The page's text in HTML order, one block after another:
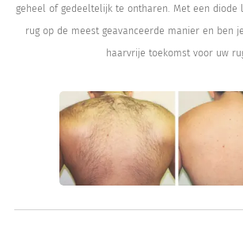
geheel of gedeeltelijk te ontharen. Met een diode
rug op de meest geavanceerde manier en ben
haarvrije toekomst voor uw